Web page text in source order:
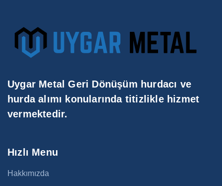
Uygar Metal Geri Dönüşüm hurdacı ve
hurda alımı konularında titizlikle hizmet
vermektedir.
Hızlı Menu
Hakkımızda